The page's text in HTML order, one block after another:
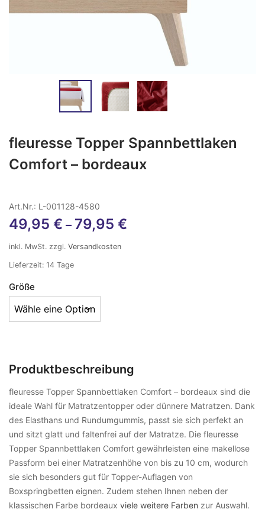
fleuresse Topper Spannbettlaken
Comfort – bordeaux
Art.Nr.: L-001128-4580
49,95 € – 79,95 €
inkl. MwSt. zzgl. Versandkosten
Lieferzeit: 14 Tage
Größe
Produktbeschreibung
fleuresse Topper Spannbettlaken Comfort – bordeaux sind die
ideale Wahl für Matratzentopper oder dünnere Matratzen. Dank
des Elasthans und Rundumgummis, passt sie sich perfekt an
und sitzt glatt und faltenfrei auf der Matratze. Die fleuresse
Topper Spannbettlaken Comfort gewährleisten eine makellose
Passform bei einer Matratzenhöhe von bis zu 10 cm, wodurch
sie sich besonders gut für Topper-Auflagen von
Boxspringbetten eignen. Zudem stehen Ihnen neben der
klassischen Farbe bordeaux viele weitere Farben zur Auswahl.